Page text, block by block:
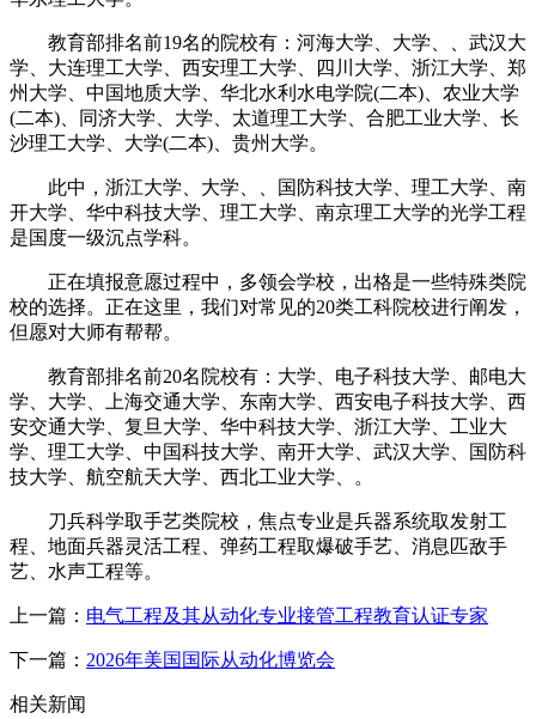
教育部排名前19名的院校有：河海大学、大学、、武汉大
学、大连理工大学、西安理工大学、四川大学、浙江大学、郑
州大学、中国地质大学、华北水利水电学院(二本)、农业大学
(二本)、同济大学、大学、太道理工大学、合肥工业大学、长
沙理工大学、大学(二本)、贵州大学。
此中，浙江大学、大学、、国防科技大学、理工大学、南
开大学、华中科技大学、理工大学、南京理工大学的光学工程
是国度一级沉点学科。
正在填报意愿过程中，多领会学校，出格是一些特殊类院
校的选择。正在这里，我们对常见的20类工科院校进行阐发，
但愿对大师有帮帮。
教育部排名前20名院校有：大学、电子科技大学、邮电大
学、大学、上海交通大学、东南大学、西安电子科技大学、西
安交通大学、复旦大学、华中科技大学、浙江大学、工业大
学、理工大学、中国科技大学、南开大学、武汉大学、国防科
技大学、航空航天大学、西北工业大学、。
刀兵科学取手艺类院校，焦点专业是兵器系统取发射工
程、地面兵器灵活工程、弹药工程取爆破手艺、消息匹敌手
艺、水声工程等。
上一篇： 电气工程及其从动化专业接管工程教育认证专家
下一篇： 2026年美国国际从动化博览会
相关新闻